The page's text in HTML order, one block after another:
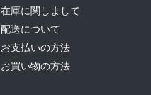
在庫に関しまして
配送について
お支払いの方法
お買い物の方法